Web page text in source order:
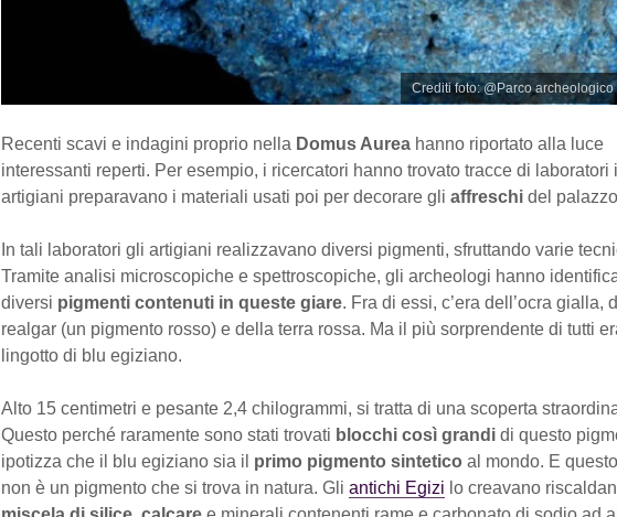
Crediti foto: @Parco
Recenti scavi e indagini proprio nella Domus Aurea hanno riportato alla luce
interessanti reperti. Per esempio, i ricercatori hanno trovato tracce di laboratori
artigiani preparavano i materiali usati poi per decorare gli affreschi del
In tali laboratori gli artigiani realizzavano diversi pigmenti, sfruttando varie
Tramite analisi microscopiche e spettroscopiche, gli archeologi hanno
diversi pigmenti contenuti in queste giare. Fra di essi, c’era dell’ocra gialla,
realgar (un pigmento rosso) e della terra rossa. Ma il più sorprendente di tutti
lingotto di blu egiziano.
Alto 15 centimetri e pesante 2,4 chilogrammi, si tratta di una scoperta
Questo perché raramente sono stati trovati blocchi così grandi di questo
ipotizza che il blu egiziano sia il primo pigmento sintetico al mondo. E
non è un pigmento che si trova in natura. Gli antichi Egizi lo creavano